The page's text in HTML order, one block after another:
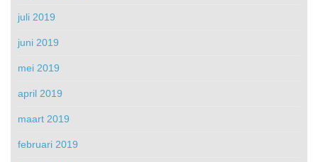
juli 2019
juni 2019
mei 2019
april 2019
maart 2019
februari 2019